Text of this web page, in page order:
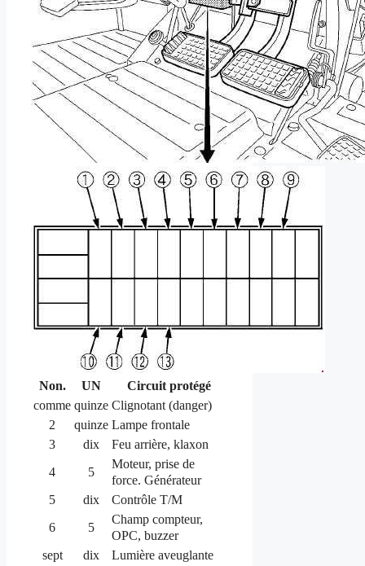
Non. UN
Circuit protégé
comme quinze Clignotant (danger)
2
quinze Lampe frontale
3
dix
Feu arrière, klaxon
4
5
Moteur, prise de
force. Générateur
5
dix
Contrôle T/M
6
5
Champ compteur,
OPC, buzzer
sept
dix
Lumière aveuglante